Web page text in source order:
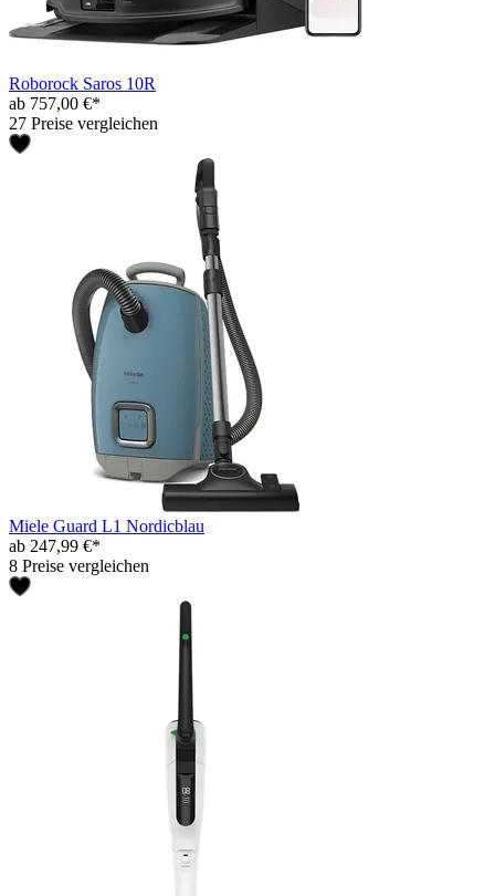
Roborock Saros 10R
ab 757,00 €*
27 Preise vergleichen
Miele Guard L1 Nordicblau
ab 247,99 €*
8 Preise vergleichen